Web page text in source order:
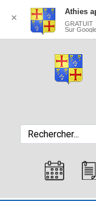
✕
Athies
GRATUIT
Sur